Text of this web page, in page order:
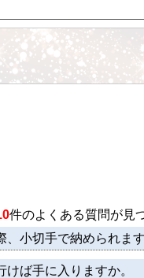
件のよくある質問が見
、小切手で納められます
けば手に入りますか。